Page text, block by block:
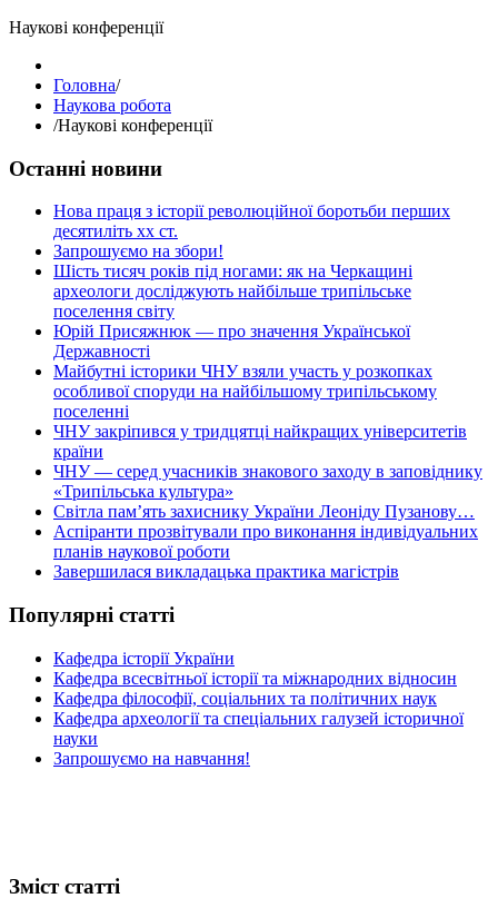
Наукові конференції
Головна/
Наукова робота
/Наукові конференції
Останні новини
Нова праця з історії революційної боротьби перших
десятиліть хх ст.
Запрошуємо на збори!
Шість тисяч років під ногами: як на Черкащині
археологи досліджують найбільше трипільське
поселення світу
Юрій Присяжнюк — про значення Української
Державності
Майбутні історики ЧНУ взяли участь у розкопках
особливої споруди на найбільшому трипільському
поселенні
ЧНУ закріпився у тридцятці найкращих університетів
країни
ЧНУ — серед учасників знакового заходу в заповіднику
«Трипільська культура»
Світла пам’ять захиснику України Леоніду Пузанову…
Аспіранти прозвітували про виконання індивідуальних
планів наукової роботи
Завершилася викладацька практика магістрів
Популярні статті
Кафедра історії України
Кафедра всесвітньої історії та міжнародних відносин
Кафедра філософії, соціальних та політичних наук
Кафедра археології та спеціальних галузей історичної
науки
Запрошуємо на навчання!
Зміст статті